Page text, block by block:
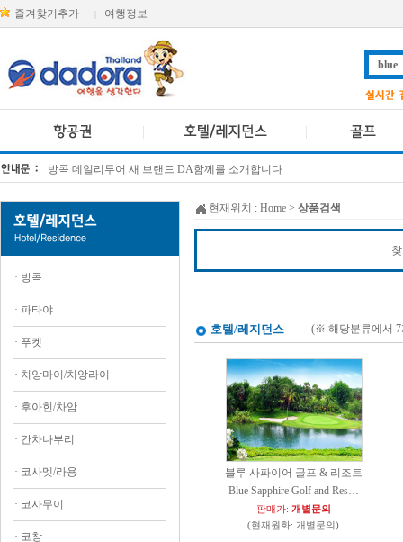
즐겨찾기추가 여행정보
방콕 데일리투어 새 브랜드 DA함께를 소개합니다
· 방콕
· 파타야
· 푸켓
· 치앙마이/치앙라이
· 후아힌/차암
· 칸차나부리
· 코사멧/라용
· 코사무이
· 코창
현재위치 : Home > 상품검색
호텔/레지던스 (※ 해당분류에서 7
블루 사파이어 골프 & 리조트
Blue Sapphire Golf and Res…
판매가: 개별문의
(현재원화: 개별문의)